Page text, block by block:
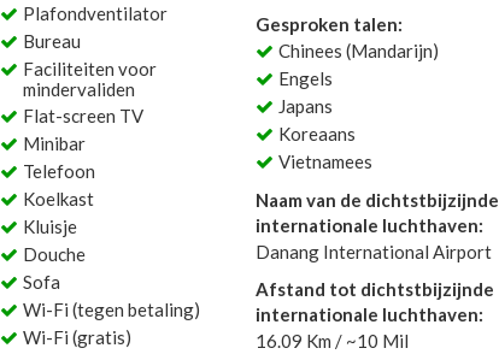
Plafondventilator
Bureau
Faciliteiten voor
mindervaliden
Flat-screen TV
Minibar
Telefoon
Koelkast
Kluisje
Douche
Sofa
Wi-Fi (tegen betaling)
Wi-Fi (gratis)
Gesproken talen:
Chinees (Mandarijn)
Engels
Japans
Koreaans
Vietnamees
Naam van de dichtstbijzijnde
internationale luchthaven:
Danang International Airport
Afstand tot dichtstbijzijnde
internationale luchthaven:
16.09 Km / ~10 Mil